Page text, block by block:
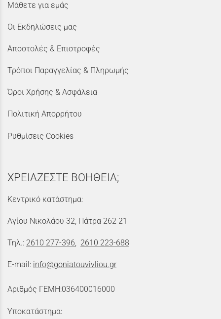
Μάθετε για εμάς
Οι Εκδηλώσεις μας
Αποστολές & Επιστροφές
Τρόποι Παραγγελίας & Πληρωμής
Όροι Χρήσης & Ασφάλεια
Πολιτική Απορρήτου
Ρυθμίσεις Cookies
ΧΡΕΙΑΖΕΣΤΕ ΒΟΗΘΕΙΑ;
Κεντρικό κατάστημα:
Αγίου Νικολάου 32, Πάτρα 262 21
Τηλ.: 2610 277-396, 2610 223-688
E-mail: info@goniatouvivliou.gr
Αριθμός ΓΕΜΗ:036400016000
Υποκατάστημα: